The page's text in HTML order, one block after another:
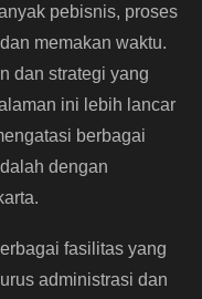
pebisnis, proses
memakan waktu.
dan strategi yang
ini lebih lancar
berbagai
dengan
fasilitas yang
administrasi dan